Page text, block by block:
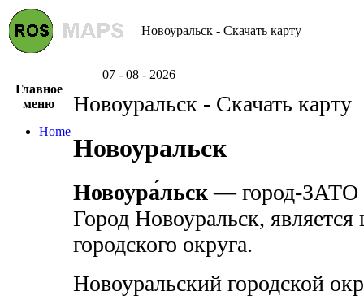
Новоуральск - Скачать карту
07 - 08 - 2026
Главное
меню
Home
Новоуральск - Скачать карту
Новоуральск
Новоура́льск — город-ЗАТО
Город Новоуральск,
городского округа.
Новоуральский городской